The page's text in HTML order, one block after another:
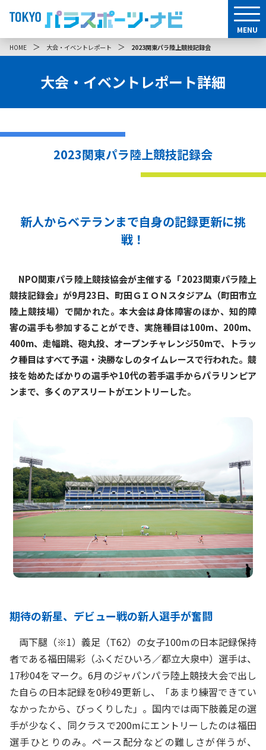
MENU
HOME ＞ 大会・イベントレポート ＞ 2023関東パラ陸上競技記録会
大会・イベントレポート詳細
2023関東パラ陸上競技記録会
新人からベテランまで自身の記録更新に挑
戦！
NPO関東パラ陸上競技協会が主催する「2023関東パラ陸上
競技記録会」が9月23日、町田ＧＩＯＮスタジアム（町田市立
陸上競技場）で開かれた。本大会は身体障害のほか、知的障
害の選手も参加することができ、実施種目は100m、200m、
400m、走幅跳、砲丸投、オープンチャレンジ50mで、トラッ
ク種目はすべて予選・決勝なしのタイムレースで行われた。競
技を始めたばかりの選手や10代の若手選手からパラリンピア
ンまで、多くのアスリートがエントリーした。
期待の新星、デビュー戦の新人選手が奮闘
両下腿（※1）義足（T62）の女子100mの日本記録保持
者である福田陽彩（ふくだひいろ／都立大泉中）選手は、
17秒04をマーク。6月のジャパンパラ陸上競技大会で出し
た自らの日本記録を0秒49更新し、「あまり練習できてい
なかったから、びっくりした」。国内では両下肢義足の選
手が少なく、同クラスで200mにエントリーしたのは福田
選手ひとりのみ。ペース配分などの難しさが伴うが、